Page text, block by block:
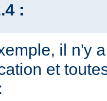
:
il n'y
et